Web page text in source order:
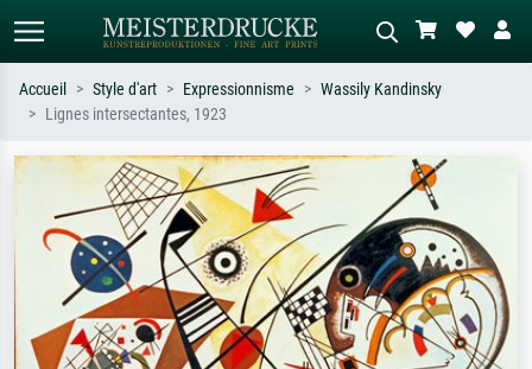
Recherchez par artiste, titre ou style –
ex. Monet, Nuit étoilée,
impressionnisme, vague de Hokusai,
nu.
Décrivez la scène – ex. prairie verte,
abstrait avec beaucoup de rouge,
tableau sombre, nu debout près d'un
arbre.
Accueil Style d'art Expressionnisme
Wassily Kandinsky
Lignes intersectantes, 1923